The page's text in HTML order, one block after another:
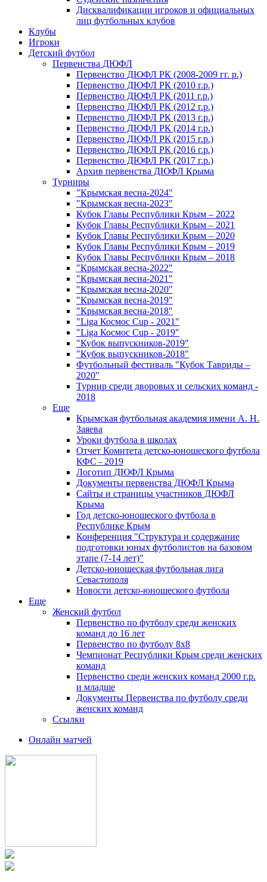
Дисквалификации игроков и официальных
лиц футбольных клубов
Клубы
Игроки
Детский футбол
Первенства ДЮФЛ
Первенство ДЮФЛ РК (2008-2009 гг. р.)
Первенство ДЮФЛ РК (2010 г.р.)
Первенство ДЮФЛ РК (2011 г.р.)
Первенство ДЮФЛ РК (2012 г.р.)
Первенство ДЮФЛ РК (2013 г.р.)
Первенство ДЮФЛ РК (2014 г.р.)
Первенство ДЮФЛ РК (2015 г.р.)
Первенство ДЮФЛ РК (2016 г.р.)
Первенство ДЮФЛ РК (2017 г.р.)
Архив первенства ДЮФЛ Крыма
Турниры
"Крымская весна-2024"
"Крымская весна-2023"
Кубок Главы Республики Крым – 2022
Кубок Главы Республики Крым – 2021
Кубок Главы Республики Крым – 2020
Кубок Главы Республики Крым – 2019
Кубок Главы Республики Крым – 2018
"Крымская весна-2022"
"Крымская весна-2021"
"Крымская весна-2020"
"Крымская весна-2019"
"Крымская весна-2018"
"Liga Космос Cup - 2021"
"Liga Космос Cup - 2019"
"Кубок выпускников-2019"
"Кубок выпускников-2018"
Футбольный фестиваль "Кубок Тавриды –
2020"
Турнир среди дворовых и сельских команд -
2018
Еще
Крымская футбольная академия имени А. Н.
Заяева
Уроки футбола в школах
Отчет Комитета детско-юношеского футбола
КФС - 2019
Логотип ДЮФЛ Крыма
Документы первенства ДЮФЛ Крыма
Сайты и страницы участников ДЮФЛ
Крыма
Год детско-юношеского футбола в
Республике Крым
Конференция "Структура и содержание
подготовки юных футболистов на базовом
этапе (7-14 лет)"
Детско-юношеская футбольная лига
Севастополя
Новости детско-юношеского футбола
Еще
Женский футбол
Первенство по футболу среди женских
команд до 16 лет
Первенство по футболу 8х8
Чемпионат Республики Крым среди женских
команд
Первенство среди женских команд 2000 г.р.
и младше
Документы Первенства по футболу среди
женских команд
Ссылки
Онлайн матчей